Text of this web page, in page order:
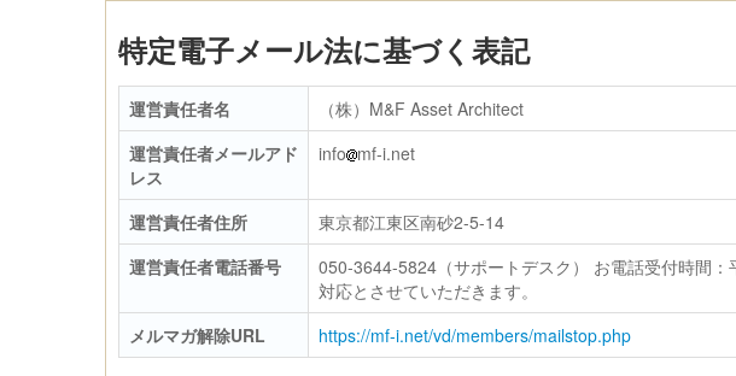
特定電子メール法に基づく表記
運営責任者名
（株）M&F Asset Architect
運営責任者メールアド
レス
info mf-i.net
運営責任者住所
東京都江東区南砂2-5-14
運営責任者電話番号
050-3644-5824（サポートデスク） お電話受付時間
対応とさせていただきます。
メルマガ解除URL
https://mf-i.net/vd/members/mailstop.php